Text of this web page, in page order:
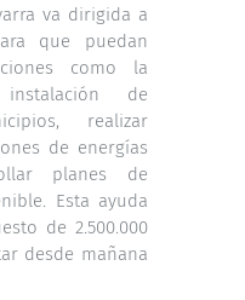
va dirigida a
que puedan
como la
de
realizar
de energías
planes de
Esta ayuda
de 2.500.000
desde mañana